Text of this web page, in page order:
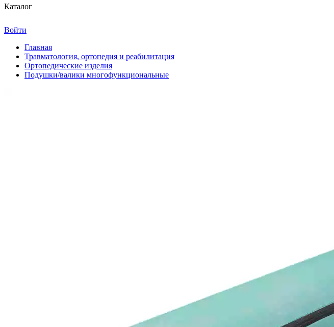
Каталог
Войти
Главная
Травматология, ортопедия и реабилитация
Ортопедические изделия
Подушки/валики многофункциональные